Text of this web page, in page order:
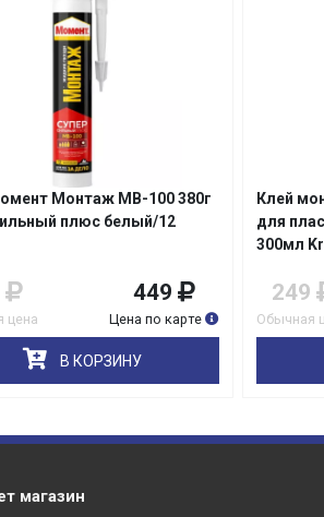
Монтаж МВ-100 380г
плюс белый/12
цена
449
Цена по карте
В КОРЗИНУ
Клей
для
300мл
249
Обычная
магазин